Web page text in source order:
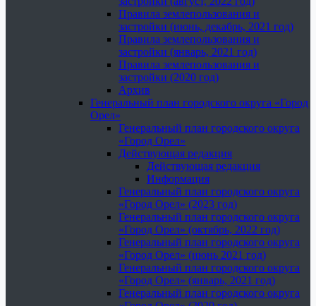
Правила землепользования и
застройки (июнь, декабрь, 2021 год)
Правила землепользования и
застройки (январь, 2021 год)
Правила землепользования и
застройки (2020 год)
Архив
Генеральный план городского округа «Город
Орел»
Генеральный план городского округа
«Город Орел»
Действующая редакция
Действующая редакция
Информация
Генеральный план городского округа
«Город Орел» (2023 год)
Генеральный план городского округа
«Город Орел» (октябрь, 2022 год)
Генеральный план городского округа
«Город Орел» (июнь 2021 год)
Генеральный план городского округа
«Город Орел» (январь, 2021 год)
Генеральный план городского округа